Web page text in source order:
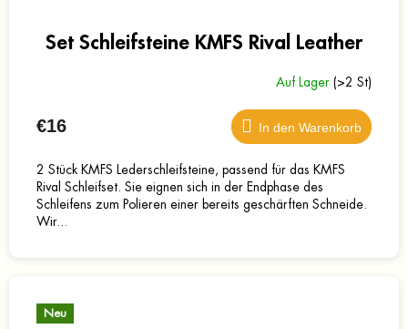
Set Schleifsteine KMFS Rival Leather
Auf Lager (>2 St)
€16 In den Warenkorb
2 Stück KMFS Lederschleifsteine, passend für das KMFS
Rival Schleifset. Sie eignen sich in der Endphase des
Schleifens zum Polieren einer bereits geschärften Schneide.
Wir...
Neu